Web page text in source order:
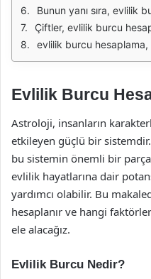
Bunun yanı sıra, evlilik burcu hesaplaması, sadece bireylerin burçlarının uyumunu değil, aynı zamanda ilişkilerinin gelişim sürecindeki olası zorlukları da göz
Çiftler, evlilik burcu hesaplama süreçlerini eğlenceli bir deneyim haline getirebilirler. Birlikte burçlarını, gezegen konumlarını ve diğer astrolojik faktörleri
evlilik burcu hesaplama, ilişkilerin derinlemesine anlaşılmasını sağlayan bir araç olarak öne çıkmaktadır. Astrolojik
Evlilik Burcu
Astroloji, insanların
etkileyen güçlü bir
bu sistemin önemli bir
evlilik hayatlarına dair
yardımcı olabilir. Bu
hesaplanır ve hangi
ele alacağız.
Evlilik Burcu Nedir?